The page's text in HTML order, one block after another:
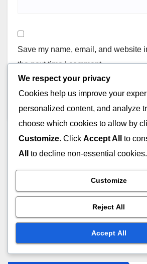
Save my name, email, and website
the next time I comment.
Linkuri Rapide
We respect your privacy
Cookies help us improve your
personalized content, and analyze
choose which cookies to allow by
Customize. Click Accept All to
All
to decline non-essential cookies.
Customize
Reject All
Accept All